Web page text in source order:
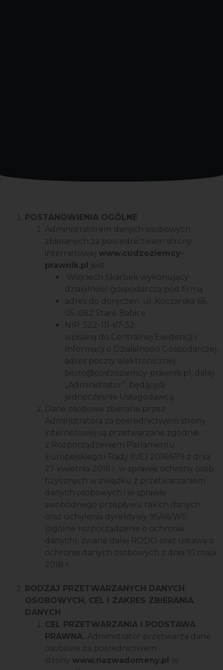
POSTANOWIENIA OGÓLNE
Administratorem danych osobowych
zbieranych za pośrednictwem strony
internetowej www.cudzoziemcy-
prawnik.pl jest:
Wojciech Skarbek wykonujący
działalność gospodarczą pod firmą :
adres do doręczeń: ul. Koczarska 66,
05-082 Stare Babice
NIP: 522-111-67-32
wpisaną do Centralnej Ewidencji i
Informacji o Działalności Gospodarczej,
adres poczty elektronicznej:
biuro@codzoziemcy-prawnik.pl, dalej
„Administrator”, będący/a
jednocześnie Usługodawcą.
Dane osobowe zbierane przez
Administratora za pośrednictwem strony
internetowej są przetwarzane zgodnie
z Rozporządzeniem Parlamentu
Europejskiego i Rady (UE) 2016/679 z dnia
27 kwietnia 2016 r. w sprawie ochrony osób
fizycznych w związku z przetwarzaniem
danych osobowych i w sprawie
swobodnego przepływu takich danych
oraz uchylenia dyrektywy 95/46/WE
(ogólne rozporządzenie o ochronie
danych), zwane dalej RODO oraz ustawą o
ochronie danych osobowych z dnia 10 maja
2018 r.
RODZAJ PRZETWARZANYCH DANYCH
OSOBOWYCH, CEL I ZAKRES ZBIERANIA
DANYCH
CEL PRZETWARZANIA I PODSTAWA
PRAWNA. Administrator przetwarza dane
osobowe za pośrednictwem
strony www.nazwadomeny.pl w